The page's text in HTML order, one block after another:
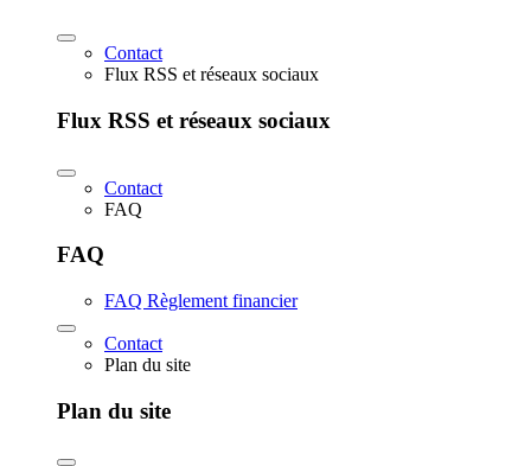
Contact
Flux RSS et réseaux sociaux
Flux RSS et réseaux sociaux
Contact
FAQ
FAQ
FAQ Règlement financier
Contact
Plan du site
Plan du site